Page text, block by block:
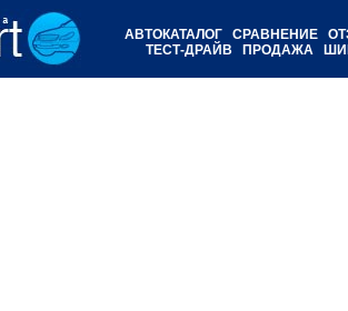
АВТОКАТАЛОГ СРАВНЕНИЕ
ТЕСТ-ДРАЙВ
ПРОДАЖА